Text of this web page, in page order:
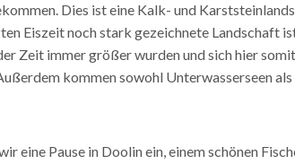
Dies ist eine Kalk- und
Eiszeit noch stark gezeichnete
Zeit immer größer wurden und sich hier
kommen sowohl Unterwasserseen
eine Pause in ​Doolin ​ein, einem schönen